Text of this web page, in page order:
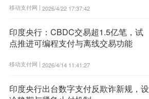
移动支付网 | 2026/4/22 17:37:42
印度央行：CBDC交易超1.5亿笔，试
点推进可编程支付与离线交易功能
移动支付网 | 2026/4/14 11:41:27
印度央行出台数字支付反欺诈新规，设